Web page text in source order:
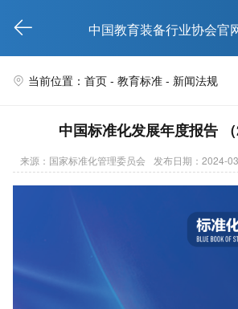
 中国教育装备行业协会官
 当前位置：首页 - 教育标准 - 新闻法规
中国标准化发展年度报告 （
来源：国家标准化管理委员会 发布日期：2024-